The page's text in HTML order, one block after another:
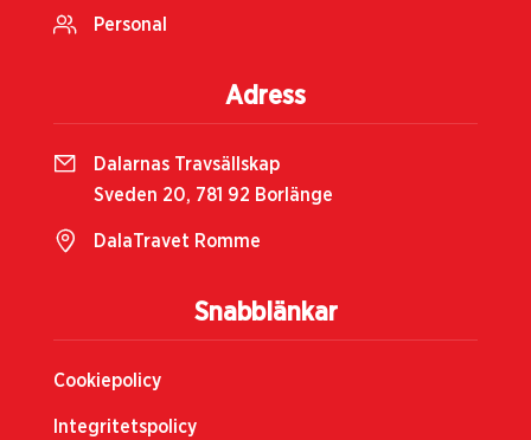
Snabblänkar
Cookiepolicy
Integritetspolicy
Personal
Adress
Dalarnas Travsällskap
Sveden 20, 781 92 Borlänge
DalaTravet Romme